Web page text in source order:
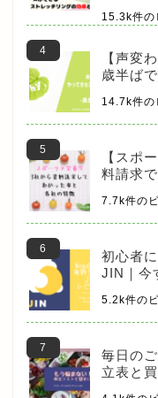
15.3k件の
【声変
歳半ば
14.7k件の
【スポ
料請求
7.7k件の
初心者
JIN｜今
5.2k件の
毎日の
立表と